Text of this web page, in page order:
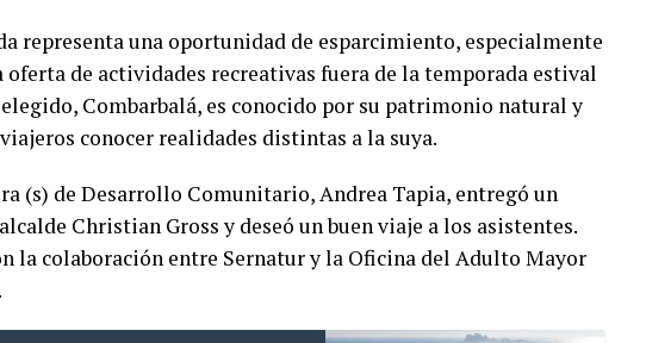
representa una oportunidad de esparcimiento, especialmente
oferta de actividades recreativas fuera de la temporada estival
Combarbalá, es conocido por su patrimonio natural y
conocer realidades distintas a la suya.
(s) de Desarrollo Comunitario, Andrea Tapia, entregó un
Christian Gross y deseó un buen viaje a los asistentes.
la colaboración entre Sernatur y la Oficina del Adulto Mayor